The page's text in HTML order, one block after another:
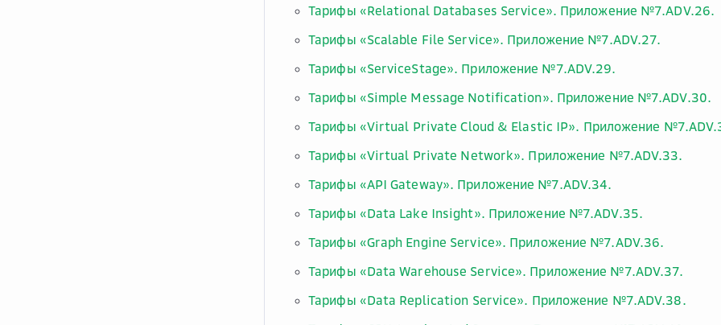
Тарифы «Relational Databases Service». Приложение №7.ADV.26.
Тарифы «Scalable File Service». Приложение №7.ADV.27.
Тарифы «ServiceStage». Приложение №7.ADV.29.
Тарифы «Simple Message Notification». Приложение №7.ADV.30.
Тарифы «Virtual Private Cloud & Elastic IP». Приложение
Тарифы «Virtual Private Network». Приложение №7.ADV.33.
Тарифы «API Gateway». Приложение №7.ADV.34.
Тарифы «Data Lake Insight». Приложение №7.ADV.35.
Тарифы «Graph Engine Service». Приложение №7.ADV.36.
Тарифы «Data Warehouse Service». Приложение №7.ADV.37.
Тарифы «Data Replication Service». Приложение №7.ADV.38.